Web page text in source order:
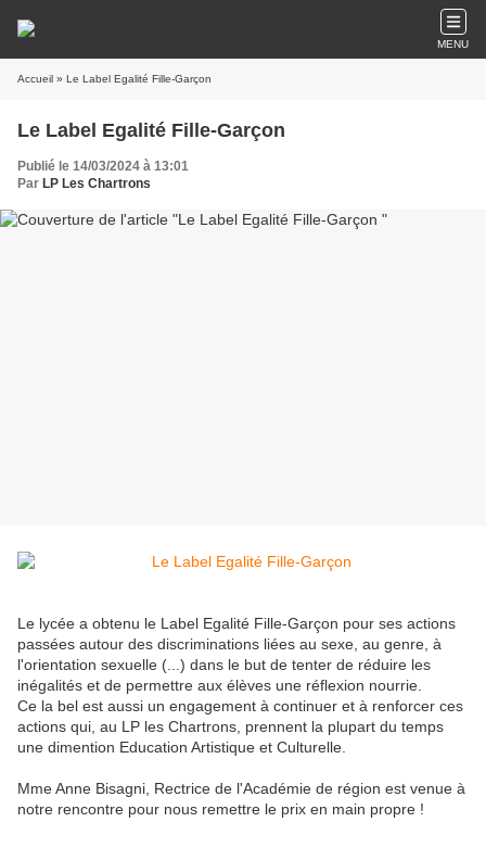
MENU
Accueil » Le Label Egalité Fille-Garçon
Le Label Egalité Fille-Garçon
Publié le 14/03/2024 à 13:01
Par LP Les Chartrons
Le lycée a obtenu le Label Egalité Fille-Garçon pour ses actions
passées autour des discriminations liées au sexe, au genre, à
l'orientation sexuelle (...) dans le but de tenter de réduire les
inégalités et de permettre aux élèves une réflexion nourrie.
Ce la bel est aussi un engagement à continuer et à renforcer ces
actions qui, au LP les Chartrons, prennent la plupart du temps
une dimention Education Artistique et Culturelle.
Mme Anne Bisagni, Rectrice de l'Académie de région est venue à
notre rencontre pour nous remettre le prix en main propre !